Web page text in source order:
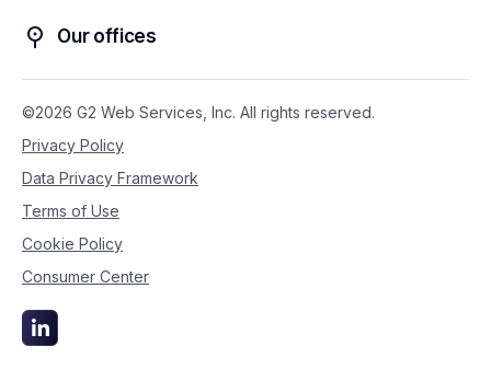
Our offices
©2026 G2 Web Services, Inc. All rights reserved.
Privacy Policy
Data Privacy Framework
Terms of Use
Cookie Policy
Consumer Center